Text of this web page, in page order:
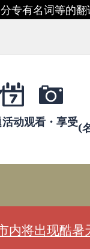
专有名词等的翻
活动观看・享受(
内将出现酷